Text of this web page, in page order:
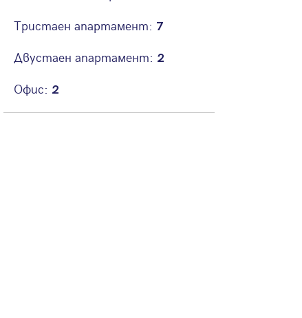
Тристаен апартамент: 7
Двустаен апартамент: 2
Офис: 2